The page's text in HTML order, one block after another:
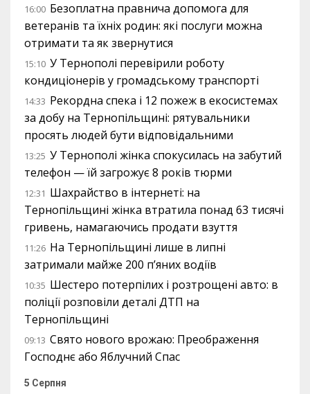
16:00 Безоплатна правнича допомога для
ветеранів та їхніх родин: які послуги можна
отримати та як звернутися
15:10 У Тернополі перевірили роботу
кондиціонерів у громадському транспорті
14:33 Рекордна спека і 12 пожеж в екосистемах
за добу на Тернопільщині: рятувальники
просять людей бути відповідальними
13:25 У Тернополі жінка спокусилась на забутий
телефон — їй загрожує 8 років тюрми
12:31 Шахрайство в інтернеті: на
Тернопільщині жінка втратила понад 63 тисячі
гривень, намагаючись продати взуття
11:26 На Тернопільщині лише в липні
затримали майже 200 п’яних водіїв
10:35 Шестеро потерпілих і розтрощені авто: в
поліції розповіли деталі ДТП на
Тернопільщині
09:13 Свято нового врожаю: Преображення
Господнє або Яблучний Спас
5 Серпня